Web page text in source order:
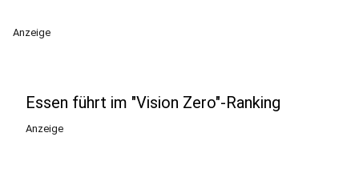
Anzeige
Essen führt im "Vision Zero"-Ranking
Anzeige